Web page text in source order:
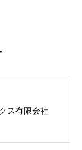
ス有限会社